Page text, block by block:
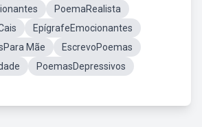
PoemaRealista
EpígrafeEmocionantes
Mãe
EscrevoPoemas
PoemasDepressivos